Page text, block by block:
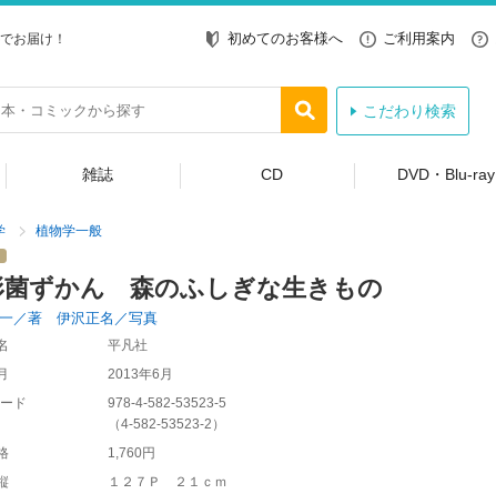
お届け！ 初めてのお客様へ ご利用案内
こだわり検索
雑誌 CD DVD・Blu-ray
植物学一般
菌ずかん 森のふしぎな生きもの
／著 伊沢正名／写真
平凡社
2013年6月
ド
978-4-582-53523-5
（4-582-53523-2 ）
1,760円
１２７Ｐ ２１ｃｍ